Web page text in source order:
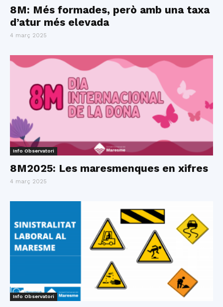
8M: Més formades, però amb una taxa
d’atur més elevada
4 març 2025
Info Observatori
8M2025: Les maresmenques en xifres
4 març 2025
Info Observatori